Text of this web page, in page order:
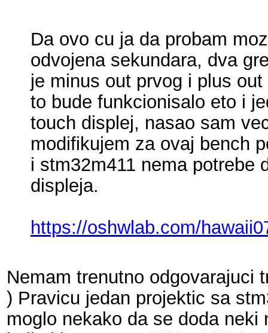
Da ovo cu ja da probam
odvojena sekundara, dva
je minus out prvog i plus
to bude funkcionisalo eto i
touch displej, nasao sam
modifikujem za ovaj bench
i stm32m411 nema potrebe
displeja.
https://oshwlab.com/
Nemam trenutno odgovarajuci
) Pravicu jedan projektic sa
moglo nekako da se doda